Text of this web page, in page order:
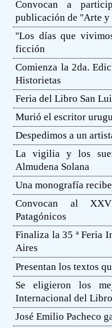
Convocan a
publicación de ''Arte
''Los días que
ficción
Comienza la 2da.
Historietas
Feria del Libro San
Murió el escritor
Despedimos a un
La vigilia y los
Almudena Solana
Una monografía
Convocan al
Patagónicos
Finaliza la 35 ª Feria
Aires
Presentan los textos
Se eligieron los
Internacional del
José Emilio Pacheco